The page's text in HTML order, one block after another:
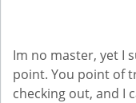
Im no master, yet I
point. You point of
checking out, and I